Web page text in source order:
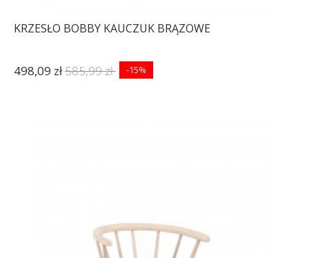
KRZESŁO BOBBY KAUCZUK BRĄZOWE
498,09 zł585,99 zł -15%